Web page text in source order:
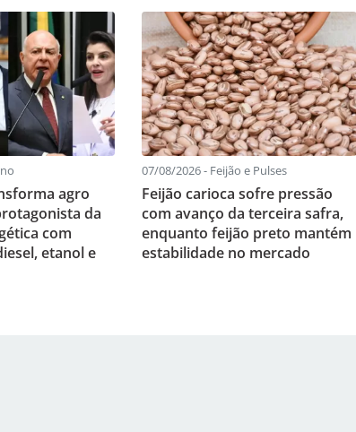
agro
da
com
etanol e
07/08/2026 - Feijão e Pulses
Feijão carioca sofre pressão
com avanço da terceira safra,
enquanto feijão preto mantém
estabilidade no mercado